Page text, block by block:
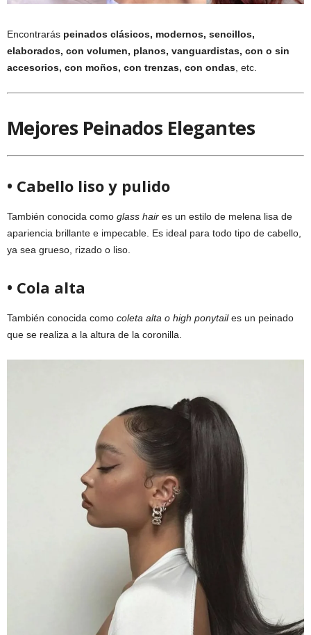
Encontrarás peinados clásicos, modernos, sencillos,
elaborados, con volumen, planos, vanguardistas, con o sin
accesorios, con moños, con trenzas, con ondas, etc.
Mejores Peinados Elegantes
• Cabello liso y pulido
También conocida como glass hair es un estilo de melena lisa de
apariencia brillante e impecable. Es ideal para todo tipo de cabello,
ya sea grueso, rizado o liso.
• Cola alta
También conocida como coleta alta o high ponytailes un peinado
que se realiza a la altura de la coronilla.